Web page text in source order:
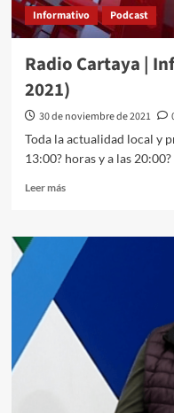
Informativo Podcast
Radio Cartaya |
2021)
30 de noviembre de 2021
Toda la actualidad local y
13:00? horas y a las
Leer más